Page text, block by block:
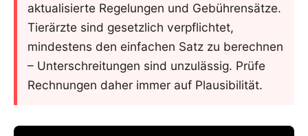
aktualisierte Regelungen und Gebührensätze.
Tierärzte sind gesetzlich verpflichtet,
mindestens den einfachen Satz zu berechnen
– Unterschreitungen sind unzulässig. Prüfe
Rechnungen daher immer auf Plausibilität.